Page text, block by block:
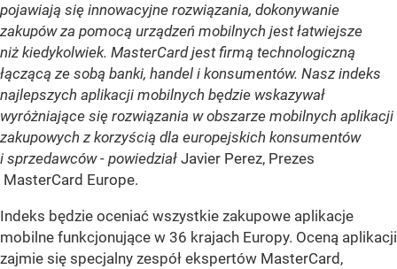
pojawiają się innowacyjne rozwiązania, dokonywanie
zakupów za pomocą urządzeń mobilnych jest łatwiejsze
niż kiedykolwiek. MasterCard jest firmą technologiczną
łączącą ze sobą banki, handel i konsumentów. Nasz indeks
najlepszych aplikacji mobilnych będzie wskazywał
wyróżniające się rozwiązania w obszarze mobilnych aplikacji
zakupowych z korzyścią dla europejskich konsumentów
i sprzedawców - powiedział Javier Perez, Prezes
MasterCard Europe.
Indeks będzie oceniać wszystkie zakupowe aplikacje
mobilne funkcjonujące w 36 krajach Europy. Oceną aplikacji
zajmie się specjalny zespół ekspertów MasterCard,